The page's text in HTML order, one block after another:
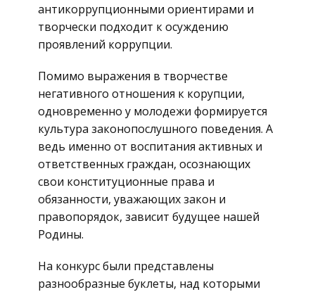
антикоррупционными ориентирами и
творчески подходит к осуждению
проявлений коррупции.
Помимо выражения в творчестве
негативного отношения к корупции,
одновременно у молодежи формируется
культура законопослушного поведения. А
ведь именно от воспитания активных и
ответственных граждан, осознающих
свои конституционные права и
обязанности, уважающих закон и
правопорядок, зависит будущее нашей
Родины.
На конкурс были представлены
разнообразные буклеты, над которыми